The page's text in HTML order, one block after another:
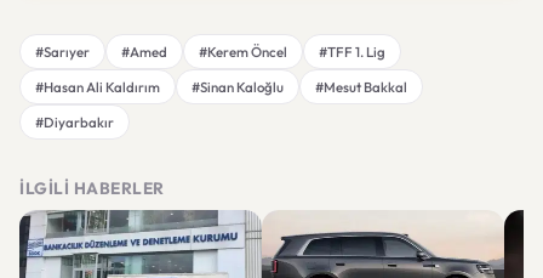
#Sarıyer #Amed #Kerem Öncel
#TFF 1. Lig
#Hasan Ali Kaldırım
#Sinan Kaloğlu
#Mesut Bakkal
#Diyarbakır
İLGILI HABERLER